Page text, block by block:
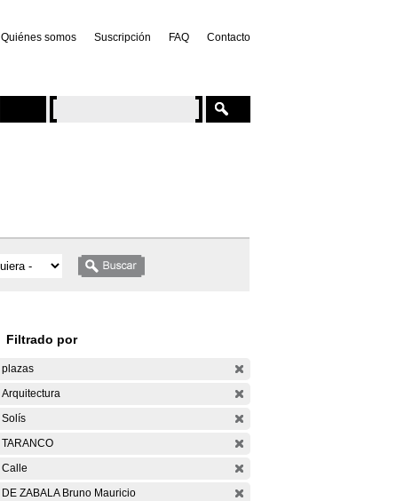
Quiénes somos Suscripción FAQ Contacto
Filtrado por
plazas
Arquitectura
Solís
TARANCO
Calle
DE ZABALA Bruno Mauricio